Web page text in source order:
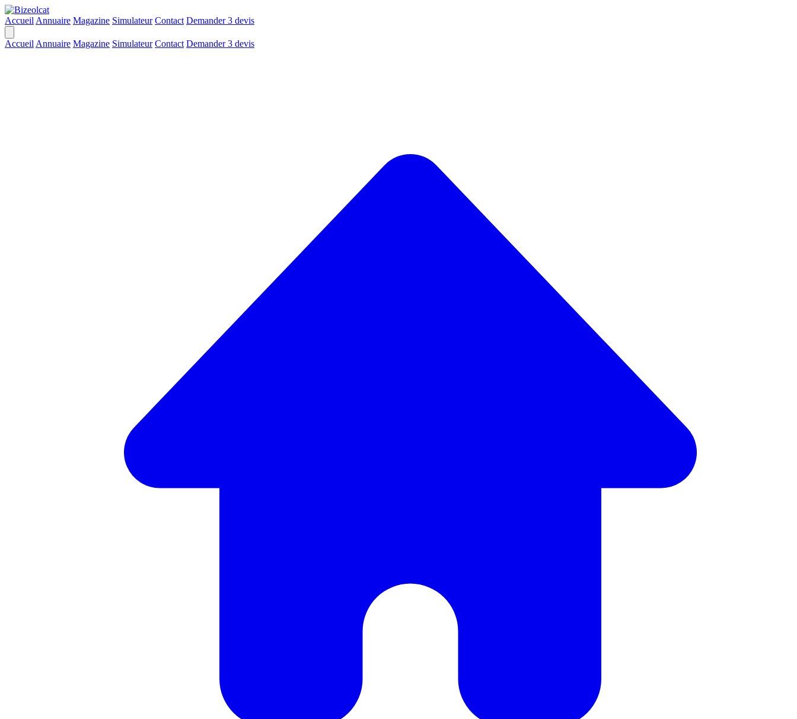
Accueil Annuaire Magazine Simulateur Contact Demander 3 devis
Accueil Annuaire Magazine Simulateur Contact Demander 3 devis